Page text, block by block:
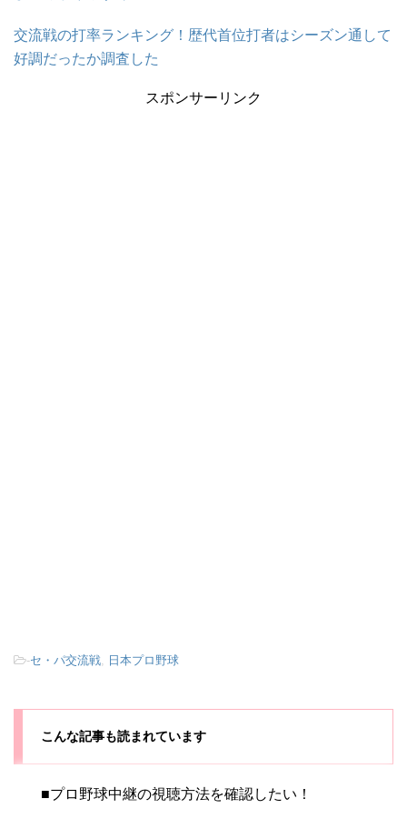
交流戦の打率ランキング！歴代首位打者はシーズン通して
好調だったか調査した
スポンサーリンク
-セ・パ交流戦, 日本プロ野球
こんな記事も読まれています
■プロ野球中継の視聴方法を確認したい！